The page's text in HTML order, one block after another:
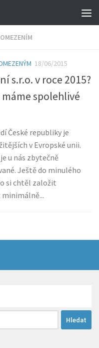
18/06/2015
s.r.o. v roce 2015?
spolehlivé
České republiky je
v Evropské unii.
u nás zbytečně
Ještě do minulého
si chtěl založit